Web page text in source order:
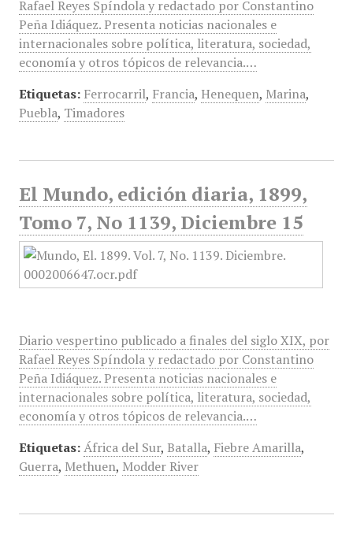
Rafael Reyes Spíndola y redactado por Constantino
Peña Idiáquez. Presenta noticias nacionales e
internacionales sobre política, literatura, sociedad,
economía y otros tópicos de relevancia.…
Etiquetas: Ferrocarril, Francia, Henequen, Marina,
Puebla, Timadores
El Mundo, edición diaria, 1899,
Tomo 7, No 1139, Diciembre 15
Diario vespertino publicado a finales del siglo XIX, por
Rafael Reyes Spíndola y redactado por Constantino
Peña Idiáquez. Presenta noticias nacionales e
internacionales sobre política, literatura, sociedad,
economía y otros tópicos de relevancia.…
Etiquetas: África del Sur, Batalla, Fiebre Amarilla,
Guerra, Methuen, Modder River